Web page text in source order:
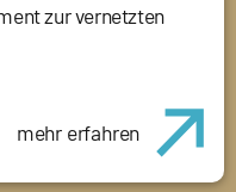
zur vernetzten
mehr erfahren